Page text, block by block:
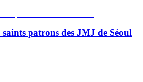
saints patrons des JMJ de Séoul